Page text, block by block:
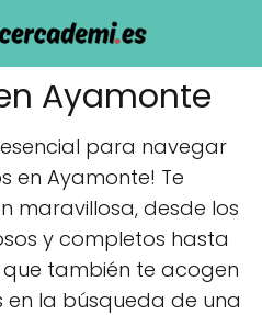
Ayamonte
para navegar
en Ayamonte! Te
maravillosa, desde los
y completos hasta
que también te acogen
en la búsqueda de una